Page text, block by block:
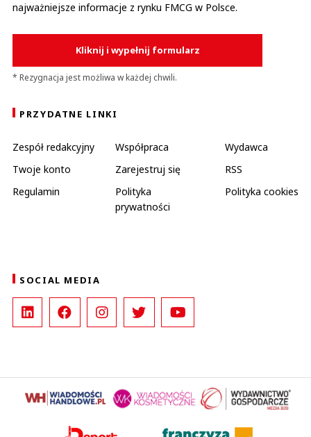
najważniejsze informacje z rynku FMCG w Polsce.
Kliknij i wypełnij formularz
* Rezygnacja jest możliwa w każdej chwili.
PRZYDATNE LINKI
Zespół redakcyjny Współpraca
Wydawca
Twoje konto
Zarejestruj się
RSS
Regulamin
Polityka
prywatności
Polityka cookies
SOCIAL MEDIA